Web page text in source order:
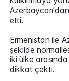
Azerbaycan'dan
etti.
Ermenistan ile
şekilde
iki ülke arasında
dikkat çekti.